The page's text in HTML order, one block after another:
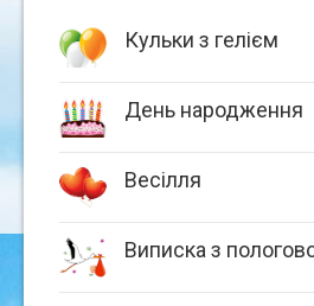
Кульки з гелієм
День народження
Весілля
Виписка з